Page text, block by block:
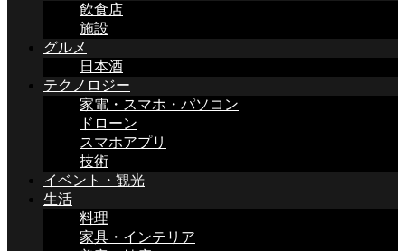
飲食店
施設
グルメ
日本酒
テクノロジー
家電・スマホ・パソコン
ドローン
スマホアプリ
技術
イベント・観光
生活
料理
家具・インテリア